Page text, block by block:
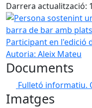
Darrera actualització:
Persona sostenint un
Participant en l'edició
Autoria: Aleix Mateu
Documents
Fulletó informatiu.
Imatges